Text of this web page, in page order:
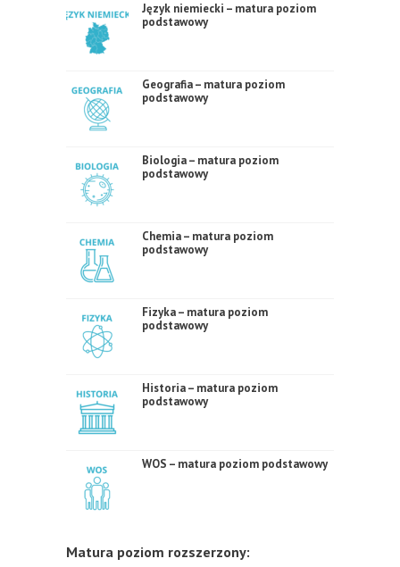
Język niemiecki – matura poziom
podstawowy
Geografia – matura poziom
podstawowy
Biologia – matura poziom
podstawowy
Chemia – matura poziom
podstawowy
Fizyka – matura poziom
podstawowy
Historia – matura poziom
podstawowy
WOS – matura poziom podstawowy
Matura poziom rozszerzony: